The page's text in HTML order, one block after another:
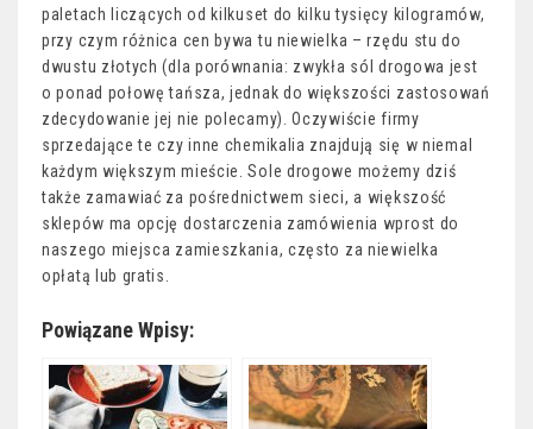
paletach liczących od kilkuset do kilku tysięcy kilogramów,
przy czym różnica cen bywa tu niewielka – rzędu stu do
dwustu złotych (dla porównania: zwykła sól drogowa jest
o ponad połowę tańsza, jednak do większości zastosowań
zdecydowanie jej nie polecamy). Oczywiście firmy
sprzedające te czy inne chemikalia znajdują się w niemal
każdym większym mieście. Sole drogowe możemy dziś
także zamawiać za pośrednictwem sieci, a większość
sklepów ma opcję dostarczenia zamówienia wprost do
naszego miejsca zamieszkania, często za niewielka
opłatą lub gratis.
Powiązane Wpisy: